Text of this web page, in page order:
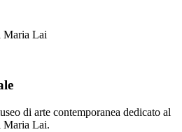
Maria Lai
di arte contemporanea dedicato al
Maria Lai.